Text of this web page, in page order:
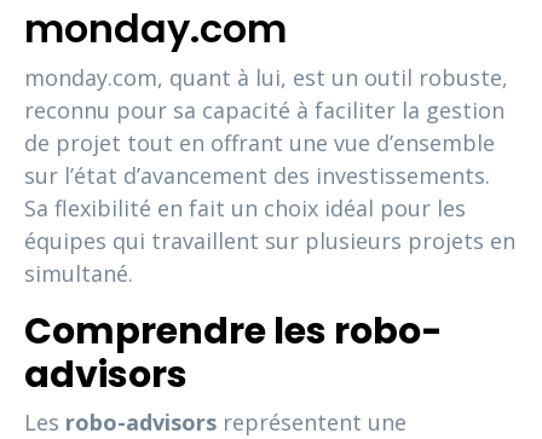
monday.com
monday.com, quant à lui, est un outil robuste,
reconnu pour sa capacité à faciliter la gestion
de projet tout en offrant une vue d’ensemble
sur l’état d’avancement des investissements.
Sa flexibilité en fait un choix idéal pour les
équipes qui travaillent sur plusieurs projets en
simultané.
Comprendre les robo-
advisors
Les robo-advisors représentent une